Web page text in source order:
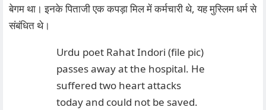
बेगम था। इनके पिताजी एक कपड़ा मिल में कर्मचारी थे, यह मुस्लिम धर्म से
संबंधित थे।
Urdu poet Rahat Indori (file pic)
passes away at the hospital. He
suffered two heart attacks
today and could not be saved.